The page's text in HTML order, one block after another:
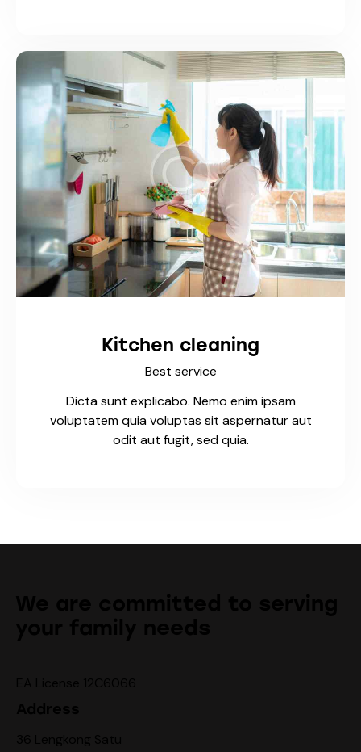
Kitchen cleaning
Best service
Dicta sunt explicabo. Nemo enim ipsam
voluptatem quia voluptas sit aspernatur aut
odit aut fugit, sed quia.